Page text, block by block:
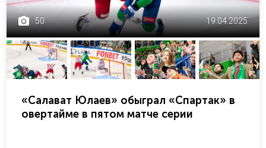
50 19.04.2025
«Салават Юлаев» обыграл «Спартак» в
овертайме в пятом матче серии